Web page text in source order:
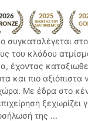
συγκαταλέγεται
του κλάδου
έχοντας
και πιο αξιόπιστα
Με έδρα στο
ξεχωρίζει
της ...